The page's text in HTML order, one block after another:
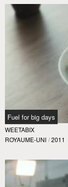
Fuel for big days
WEETABIX
ROYAUME-UNI / 2011